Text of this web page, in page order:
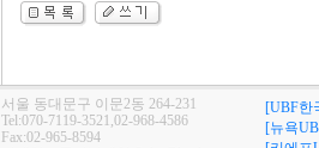
서울 동대문구 이문2동 264-231
Tel:070-7119-3521,02-968-4586
Fax:02-965-8594
[UBF한
[뉴욕